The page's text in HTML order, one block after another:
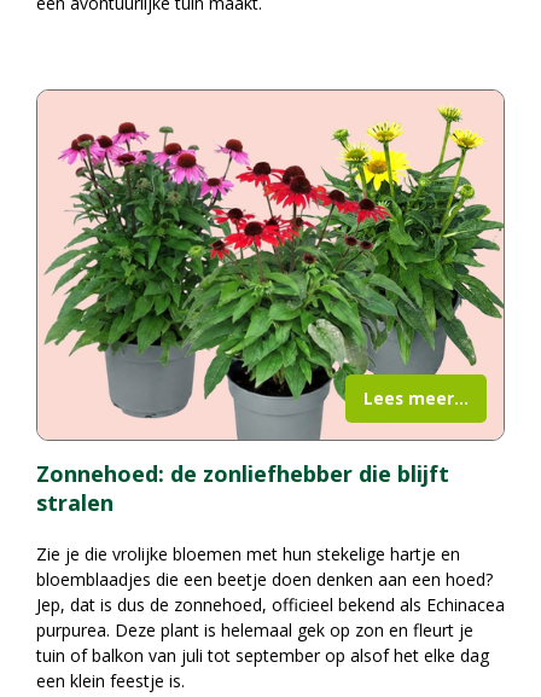
Zonnehoed: de zonliefhebber die blijft
stralen
Zie je die vrolijke bloemen met hun stekelige hartje en
bloemblaadjes die een beetje doen denken aan een hoed?
Jep, dat is dus de zonnehoed, officieel bekend als Echinacea
purpurea. Deze plant is helemaal gek op zon en fleurt je
tuin of balkon van juli tot september op alsof het elke dag
een klein feestje is.
Lees meer...